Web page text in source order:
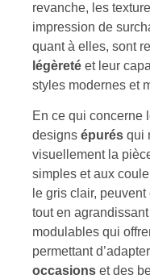
revanche, les
impression de
quant à elles, sont
légèreté et leur
styles modernes et
En ce qui concerne
designs épurés qui
visuellement la
simples et aux
le gris clair,
tout en
modulables qui
permettant
occasions et des